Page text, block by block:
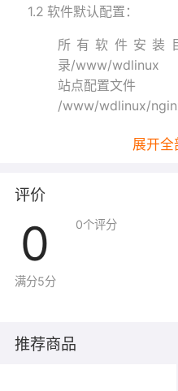
1.2 软件默认配置：
所有软件安装
录/www/wdlinux
站点配置文件
/www/wdlinux/
数据库配置
MySQL
服务器SSH账户root默认
展开全
评价
0
满分5分
0个评分
推荐商品